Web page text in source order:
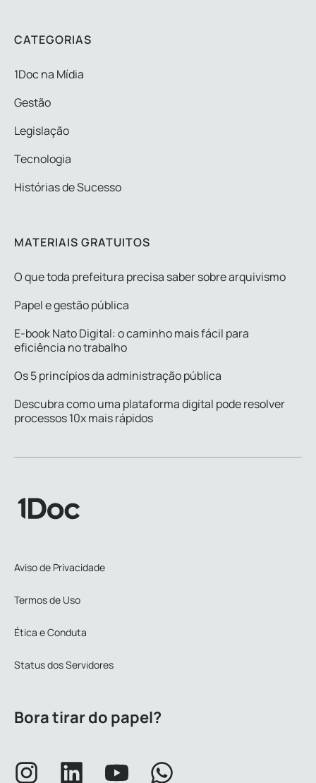
CATEGORIAS
1Doc na Mídia
Gestão
Legislação
Tecnologia
Histórias de Sucesso
MATERIAIS GRATUITOS
O que toda prefeitura precisa saber sobre arquivismo
Papel e gestão pública
E-book Nato Digital: o caminho mais fácil para
eficiência no trabalho
Os 5 princípios da administração pública
Descubra como uma plataforma digital pode resolver
processos 10x mais rápidos
Aviso de Privacidade
Termos de Uso
Ética e Conduta
Status dos Servidores
Bora tirar do papel?